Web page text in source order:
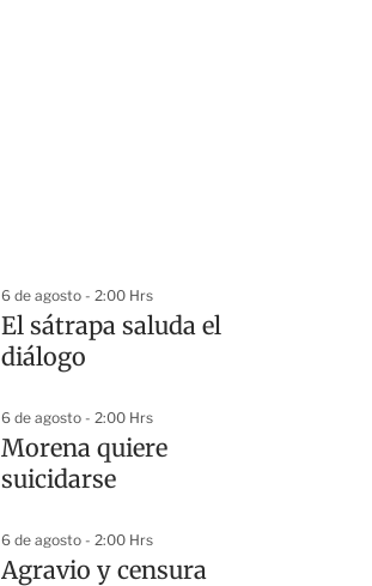
6 de agosto - 2:00 Hrs
El sátrapa saluda el
diálogo
6 de agosto - 2:00 Hrs
Morena quiere
suicidarse
6 de agosto - 2:00 Hrs
Agravio y censura